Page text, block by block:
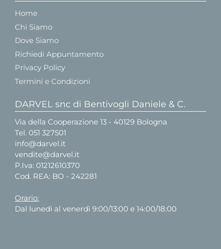
Home
Chi Siamo
Dove Siamo
Richiedi Appuntamento
Privacy Policy
Termini e Condizioni
DARVEL snc di Bentivogli Daniele & C.
Via della Cooperazione 13 - 40129 Bologna
Tel. 051 327501
info@darvel.it
vendite@darvel.it
P.Iva: 01212610370
Cod. REA: BO - 242281
Orario:
Dal lunedì al venerdì 9:00/13:00 e 14:00/18:00